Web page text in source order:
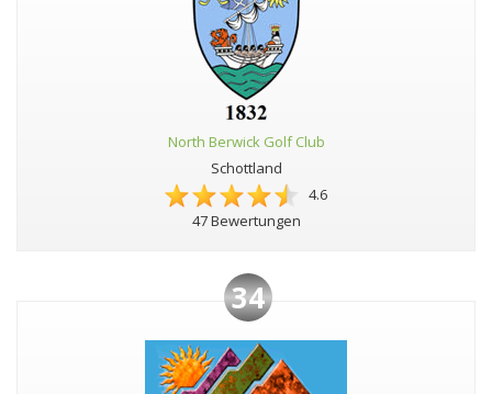
North Berwick Golf Club
Schottland
4.6
47 Bewertungen
34